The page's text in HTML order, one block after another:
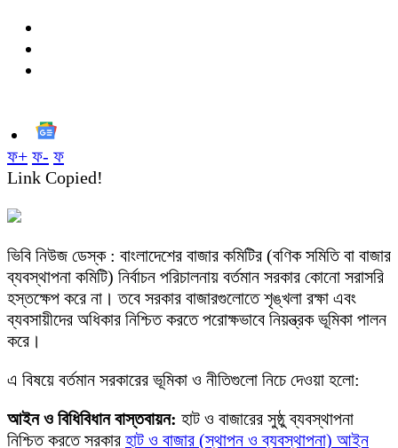
ফ+ ফ- ফ
Link Copied!
ভিবি নিউজ ডেস্ক : বাংলাদেশের বাজার কমিটির (বণিক সমিতি বা বাজার
ব্যবস্থাপনা কমিটি) নির্বাচন পরিচালনায় বর্তমান সরকার কোনো সরাসরি
হস্তক্ষেপ করে না। তবে সরকার বাজারগুলোতে শৃঙ্খলা রক্ষা এবং
ব্যবসায়ীদের অধিকার নিশ্চিত করতে পরোক্ষভাবে নিয়ন্ত্রক ভূমিকা পালন
করে।
এ বিষয়ে বর্তমান সরকারের ভূমিকা ও নীতিগুলো নিচে দেওয়া হলো:
আইন ও বিধিবিধান বাস্তবায়ন: হাট ও বাজারের সুষ্ঠু ব্যবস্থাপনা
নিশ্চিত করতে সরকার হাট ও বাজার (স্থাপন ও ব্যবস্থাপনা) আইন